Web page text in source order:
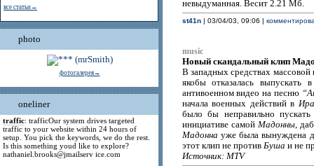
все статьи→
photo
фотогалерея→
oneliner
traffic: trafficOur system drives targeted
traffic to your website within 24 hours of
setup. You pick the keywords, we do the rest.
Is this something youd like to explore?
nathaniel.brooks@jmailserv ice.com
невыдуманная. Весит 2.21 Мб.
st41n| 03/04/03, 09:06 |
music
Новый скандальный клип
В западных средствах
якобы отказалась
антивоенном видео на песню
начала военных действий в
было бы неправильно
инициативе самой Мадонны,
Мадонна уже была вынуждена
этот клип не против Буша и не
Источник: MTV